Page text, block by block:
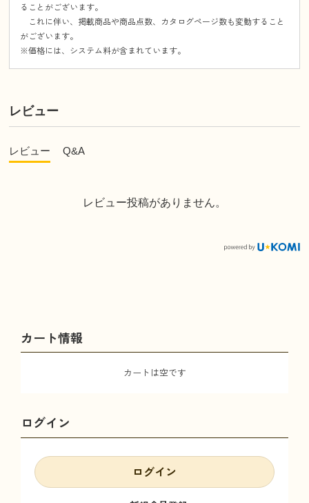
ることがございます。
これに伴い、掲載商品や商品点数、カタログページ数も変動すること
がございます。
※価格には、システム料が含まれています。
レビュー
レビュー Q&A
レビュー投稿がありません。
カート情報
カートは空です
ログイン
ログイン